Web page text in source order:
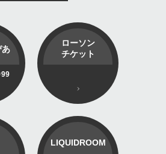
あ
ローソン
チケット
LIQUIDROOM